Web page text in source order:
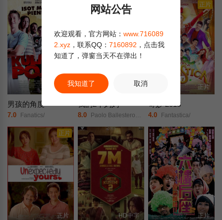
正片
男孩的角度
7.0 Fanatics/
正片
正片
我的2个妈妈
8.0 Paolo Ballesteros/Solenn Heussaff/Maricel Soriano/
正片
正片
奇妙 2018
4.0 Fantastica/
正片
正片 HD中字 正片
网站公告
欢迎观看，官方网站： www.716089
2.xyz ，联系QQ： 7160892 ，点击我
知道了，弹窗当天不在弹出！
我知道了 取消